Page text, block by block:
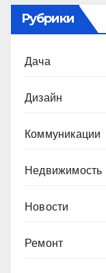
Рубрики
Дача
Дизайн
Коммуникации
Недвижимость
Новости
Ремонт